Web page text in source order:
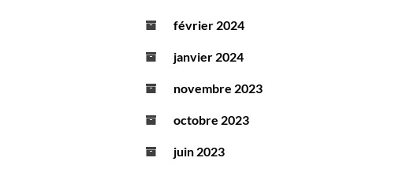
février 2024
janvier 2024
novembre 2023
octobre 2023
juin 2023